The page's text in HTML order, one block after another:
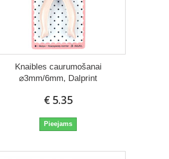
Knaibles caurumošanai
⌀3mm/6mm, Dalprint
€ 5.35
Pieejams